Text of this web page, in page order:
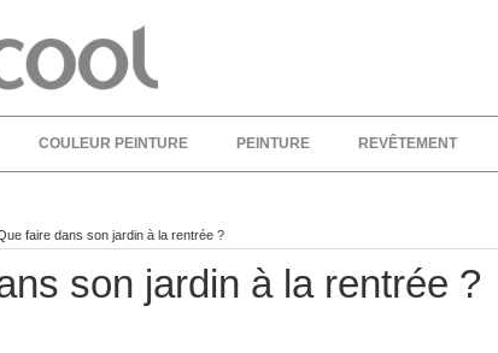
COULEUR PEINTURE PEINTURE REVÊTEMENT
faire dans son jardin à la rentrée ?
son jardin à la rentrée ?